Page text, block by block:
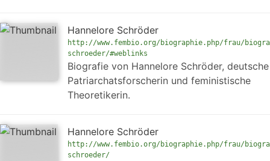
Hannelore Schröder
http://www.fembio.org/biographie.php/frau/
schroeder/#weblinks
Biografie von Hannelore Schröder, deutsche
Patriarchatsforscherin und feministische
Theoretikerin.
Hannelore Schröder
http://www.fembio.org/biographie.php/frau/
schroeder/